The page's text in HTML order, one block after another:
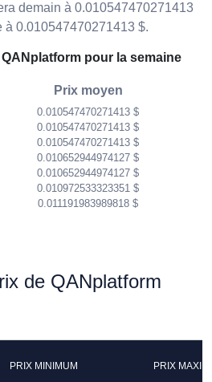
demain à 0.010547470271413
à 0.010547470271413 $.
pour la semaine
Prix moyen
0.010547470271413 $
0.010547470271413 $
0.010547470271413 $
0.010652944974127 $
0.010652944974127 $
0.010972533323351 $
0.011191983989818 $
de QANplatform
PRIX MINIMUM PRIX